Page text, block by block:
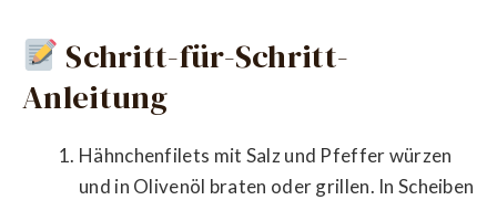
Schritt-für-Schritt-
Anleitung
Hähnchenfilets mit Salz und Pfeffer würzen
und in Olivenöl braten oder grillen. In Scheiben